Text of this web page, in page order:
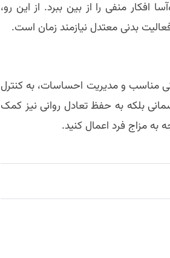
منفی را از بین ببرد. از این رو،
بدنی معتدل نیازمند زمان است.
مناسب و مدیریت احساسات، به کنترل
بلکه به حفظ تعادل روانی نیز کمک
به مزاج فرد اعمال کنید.